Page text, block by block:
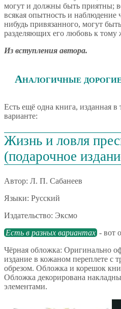
могут и должны быть приятны;
всякая опытность и наблюдение
нибудь привязанного, могут
разделяющих его любовь к тому
Из вступления автора.
Аналогичные
Есть ещё одна книга, изданная
варианте:
Жизнь и ловля
(подарочное
Автор: Л. П. Сабанеев
Языки: Русский
Издательство: Эксмо
Есть в разных вариантах - вот
Чёрная обложка: Оригинально
издание в кожаном переплете с
обрезом. Обложка и корешок
Обложка декорирована
элементами.